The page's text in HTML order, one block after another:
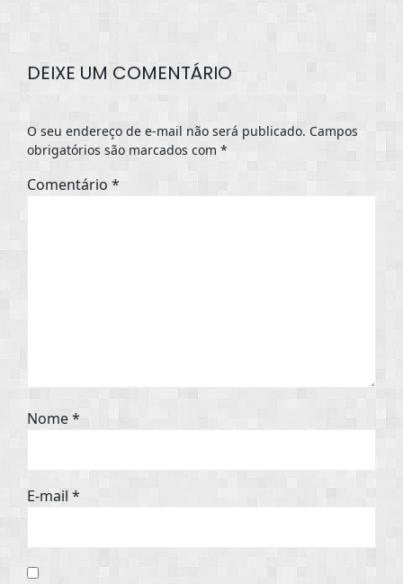
DEIXE UM COMENTÁRIO
O seu endereço de e-mail não será publicado. Campos
obrigatórios são marcados com *
Comentário *
Nome*
E-mail *